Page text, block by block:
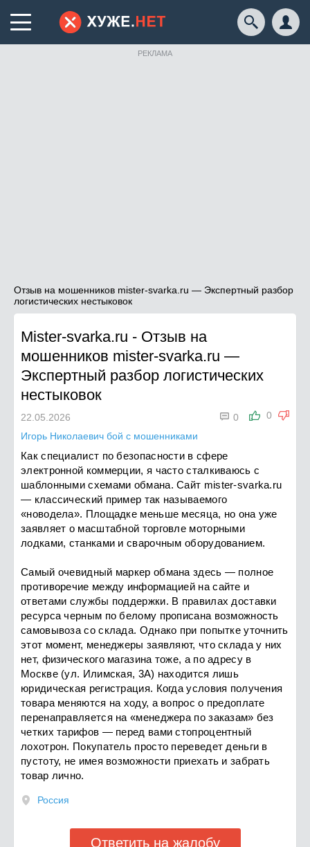
РЕКЛАМА
Отзыв на мошенников mister-svarka.ru — Экспертный разбор
логистических нестыковок
Mister-svarka.ru - Отзыв на
мошенников mister-svarka.ru —
Экспертный разбор логистических
нестыковок
0
 0
22.05.2026
Игорь Николаевич бой с мошенниками
Как специалист по безопасности в сфере
электронной коммерции, я часто сталкиваюсь с
шаблонными схемами обмана. Сайт mister-svarka.ru
— классический пример так называемого
«новодела». Площадке меньше месяца, но она уже
заявляет о масштабной торговле моторными
лодками, станками и сварочным оборудованием.
Самый очевидный маркер обмана здесь — полное
противоречие между информацией на сайте и
ответами службы поддержки. В правилах доставки
ресурса черным по белому прописана возможность
самовывоза со склада. Однако при попытке уточнить
этот момент, менеджеры заявляют, что склада у них
нет, физического магазина тоже, а по адресу в
Москве (ул. Илимская, 3А) находится лишь
юридическая регистрация. Когда условия получения
товара меняются на ходу, а вопрос о предоплате
перенаправляется на «менеджера по заказам» без
четких тарифов — перед вами стопроцентный
лохотрон. Покупатель просто переведет деньги в
пустоту, не имея возможности приехать и забрать
товар лично.
Россия
Ответить на жалобу